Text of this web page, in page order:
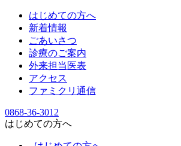
はじめての方へ
新着情報
ごあいさつ
診療のご案内
外来担当医表
アクセス
ファミクリ通信
0868-36-3012
はじめての方へ